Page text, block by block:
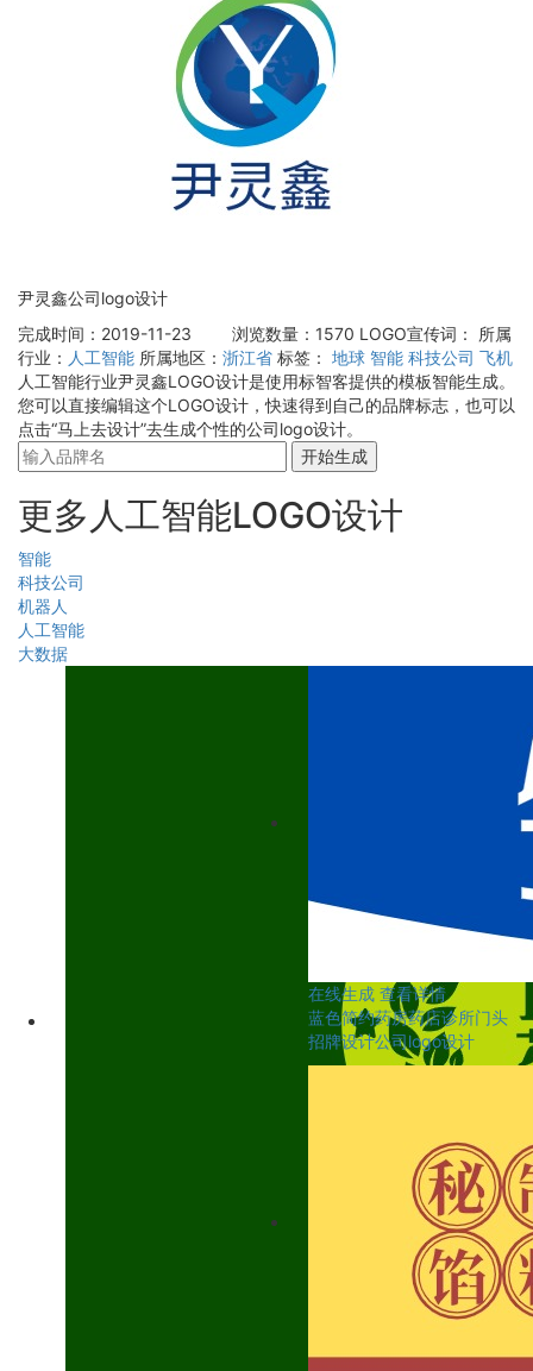
尹灵鑫公司logo设计
完成时间：2019-11-23
浏览数量：1570 LOGO宣传词：
所属
行业： 人工智能 所属地区： 浙江省 标签： 地球 智能 科技公司 飞机
人工智能行业尹灵鑫LOGO设计是使用标智客提供的模板智能生成。
您可以直接编辑这个LOGO设计，快速得到自己的品牌标志，也可以
点击“马上去设计”去生成个性的公司logo设计。
开始生成
更多人工智能LOGO设计
智能
科技公司
机器人
人工智能
大数据
在线生成 查看详情
蓝色简约药房药店诊所门头
招牌设计公司logo设计